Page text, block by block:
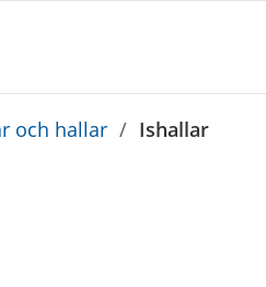
och hallar / Ishallar